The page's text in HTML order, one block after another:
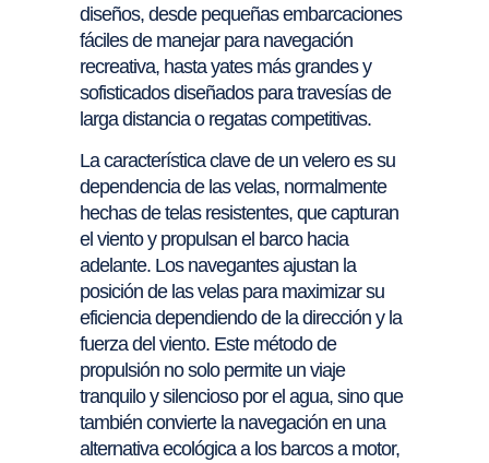
diseños, desde pequeñas embarcaciones
fáciles de manejar para navegación
recreativa, hasta yates más grandes y
sofisticados diseñados para travesías de
larga distancia o regatas competitivas.
La característica clave de un velero es su
dependencia de las velas, normalmente
hechas de telas resistentes, que capturan
el viento y propulsan el barco hacia
adelante. Los navegantes ajustan la
posición de las velas para maximizar su
eficiencia dependiendo de la dirección y la
fuerza del viento. Este método de
propulsión no solo permite un viaje
tranquilo y silencioso por el agua, sino que
también convierte la navegación en una
alternativa ecológica a los barcos a motor,